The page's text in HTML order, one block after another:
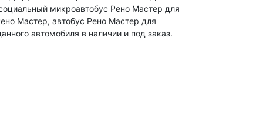
микроавтобус Рено Мастер для
Мастер, автобус Рено Мастер для
автомобиля в наличии и под заказ.